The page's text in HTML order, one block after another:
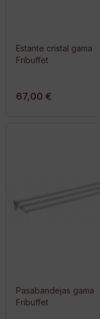
Estante cristal gama
Fribuffet
67,00 €
Pasabandejas gama
Fribuffet